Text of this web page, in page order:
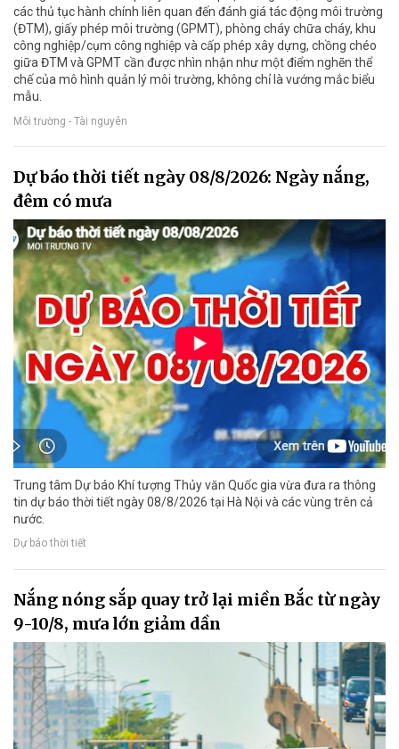
các thủ tục hành chính liên quan đến đánh giá tác động môi trường
(ĐTM), giấy phép môi trường (GPMT), phòng cháy chữa cháy, khu
công nghiệp/cụm công nghiệp và cấp phép xây dựng, chồng chéo
giữa ĐTM và GPMT cần được nhìn nhận như một điểm nghẽn thể
chế của mô hình quản lý môi trường, không chỉ là vướng mắc biểu
mẫu.
Môi trường - Tài nguyên
Dự báo thời tiết ngày 08/8/2026: Ngày nắng,
đêm có mưa
Trung tâm Dự báo Khí tượng Thủy văn Quốc gia vừa đưa ra thông
tin dự báo thời tiết ngày 08/8/2026 tại Hà Nội và các vùng trên cả
nước.
Dự báo thời tiết
Nắng nóng sắp quay trở lại miền Bắc từ ngày
9-10/8, mưa lớn giảm dần